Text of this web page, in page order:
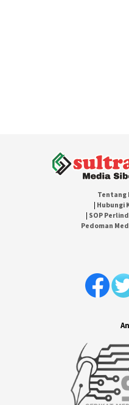
Tentang
| Hubungi
| SOP
Pedoman